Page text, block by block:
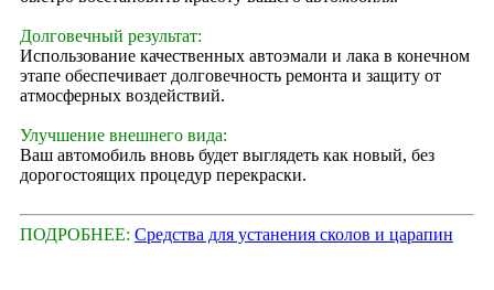
Долговечный результат:
Использование качественных автоэмали и лака в конечном
этапе обеспечивает долговечность ремонта и защиту от
атмосферных воздействий.
Улучшение внешнего вида:
Ваш автомобиль вновь будет выглядеть как новый, без
дорогостоящих процедур перекраски.
ПОДРОБНЕЕ: Средства для устанения сколов и царапин